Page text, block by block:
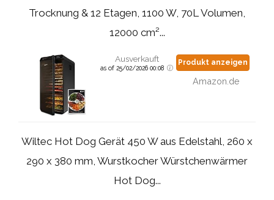
Trocknung & 12 Etagen, 1100 W, 70L Volumen,
12000 cm²...
Ausverkauft
as of 25/02/2026 00:08
Produkt anzeigen
Amazon.de
Wiltec Hot Dog Gerät 450 W aus Edelstahl, 260 x
290 x 380 mm, Wurstkocher Würstchenwärmer
Hot Dog...